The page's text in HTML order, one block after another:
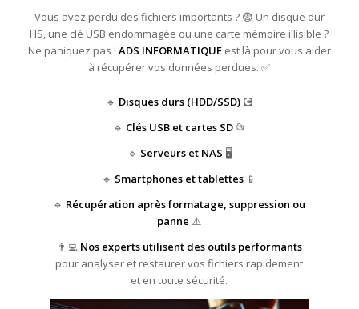
Vous avez perdu des fichiers importants ? 😨 Un disque dur
HS, une clé USB endommagée ou une carte mémoire illisible ?
Ne paniquez pas ! ADS INFORMATIQUEest là pour vous aider
à récupérer vos données perdues. ✅
🔹 Disques durs (HDD/SSD)💽
🔹 Clés USB et cartes SD📂
🔹 Serveurs et NAS 🖥️
🔹 Smartphones et tablettes 📱
🔹 Récupération après formatage, suppression ou
panne ⚠️
👨‍💻 Nos experts utilisent des outils performants
pour analyser et restaurer vos fichiers rapidement
et en toute sécurité.